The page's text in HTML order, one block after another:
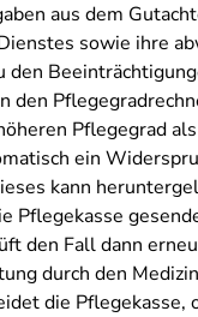
aus dem
sowie ihre
den
den
Pflegegrad
ein
kann
Pflegekasse
den Fall dann
durch den
die Pflegekasse,